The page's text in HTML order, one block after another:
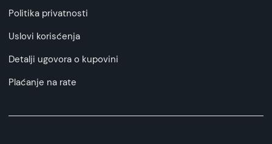
Politika privatnosti
Uslovi korisćenja
Detalji ugovora o kupovini
Plaćanje na rate